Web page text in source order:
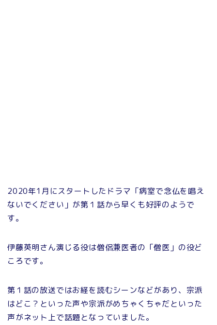
2020年1月にスタートしたドラマ「病室で念仏を唱え
ないでください」が第１話から早くも好評のようで
す。
伊藤英明さん演じる役は僧侶兼医者の「僧医」の役ど
ころです。
第１話の放送ではお経を読むシーンなどがあり、宗派
はどこ？といった声や宗派がめちゃくちゃだといった
声がネット上で話題となっていました。